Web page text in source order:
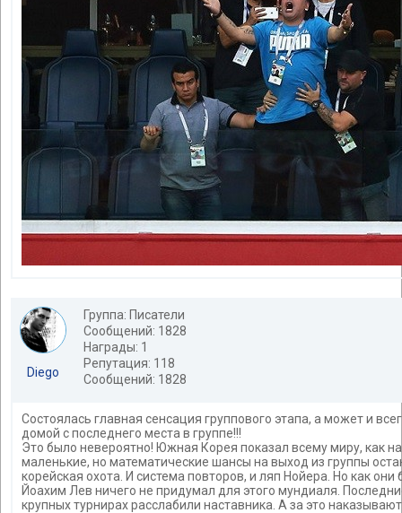
Diego
Группа: Писатели
Сообщений: 1828
Награды: 1
Репутация: 118
Сообщений: 1828
Состоялась главная сенсация группового этапа, а может и
домой с последнего места в группе!!!
Это было невероятно! Южная Корея показал всему миру, как
маленькие, но математические шансы на выход из группы
корейская охота. И система повторов, и ляп Нойера. Но как они
Йоахим Лев ничего не придумал для этого мундиаля.
крупных турнирах расслабили наставника. А за это